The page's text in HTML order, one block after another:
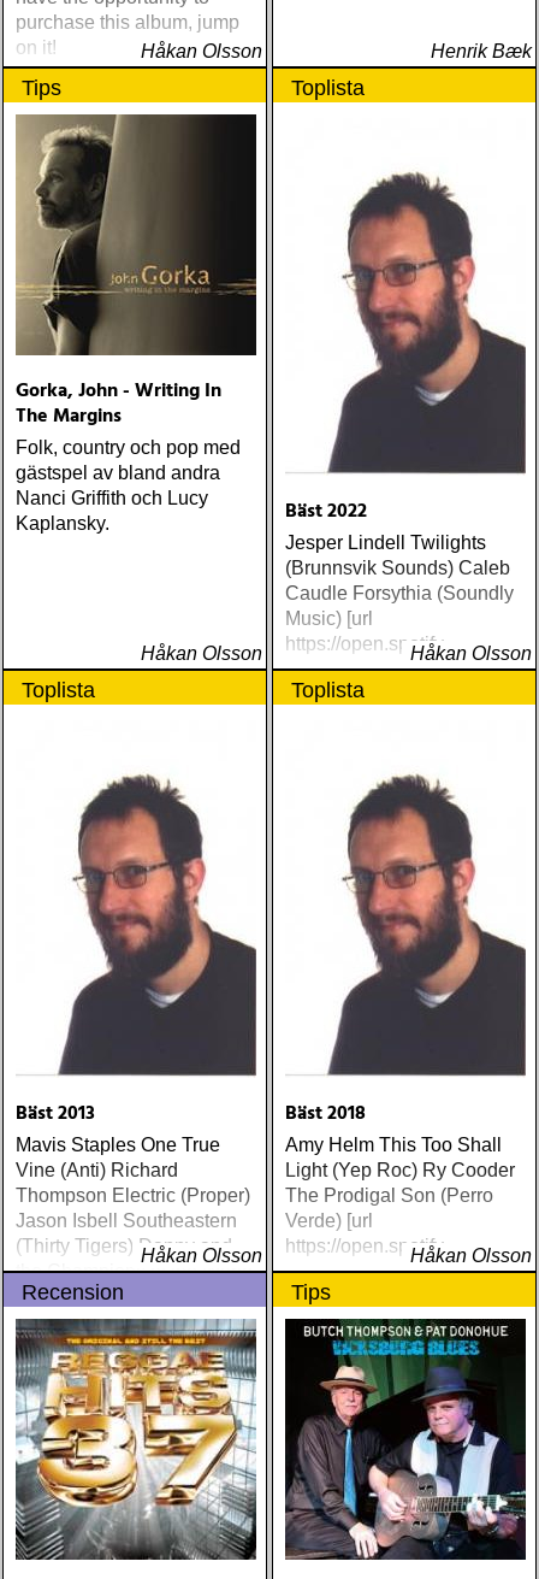
purchase this album, jump
on it!
Håkan Olsson Henrik Bæk
Tips
Gorka, John - Writing In
The Margins
Folk, country och pop med
gästspel av bland andra
Nanci Griffith och Lucy
Kaplansky.
Håkan Olsson
Toplista
Bäst 2022
Jesper Lindell Twilights
(Brunnsvik Sounds) Caleb
Caudle Forsythia (Soundly
Music) [url
https://open.spotifyHåkan Olsson
Toplista
Bäst 2013
Mavis Staples One True
Vine (Anti) Richard
Thompson Electric (Proper)
Jason Isbell Southeastern
(Thirty Tigers) Danny and
the Champions of the World
Stay True (Loose) Slow Fox
Just Like the Birds (Rootsy)
Steve Earle The Low
Highway (New West) Bob
Dylan Another Self Portrait
(Columbia) Halden Electric
Women (Rootsy) Rokia
Traoré Beautiful Africa
(Nonesuch) Sam Baker Say
Grace (Sam Baker Music)
Guy Clark My Favorite
Håkan Olsson
Toplista
Bäst 2018
Amy Helm This Too Shall
Light (Yep Roc) Ry Cooder
The Prodigal Son (Perro
Verde) [url
https://open.spotifyHåkan Olsson
Recension Tips